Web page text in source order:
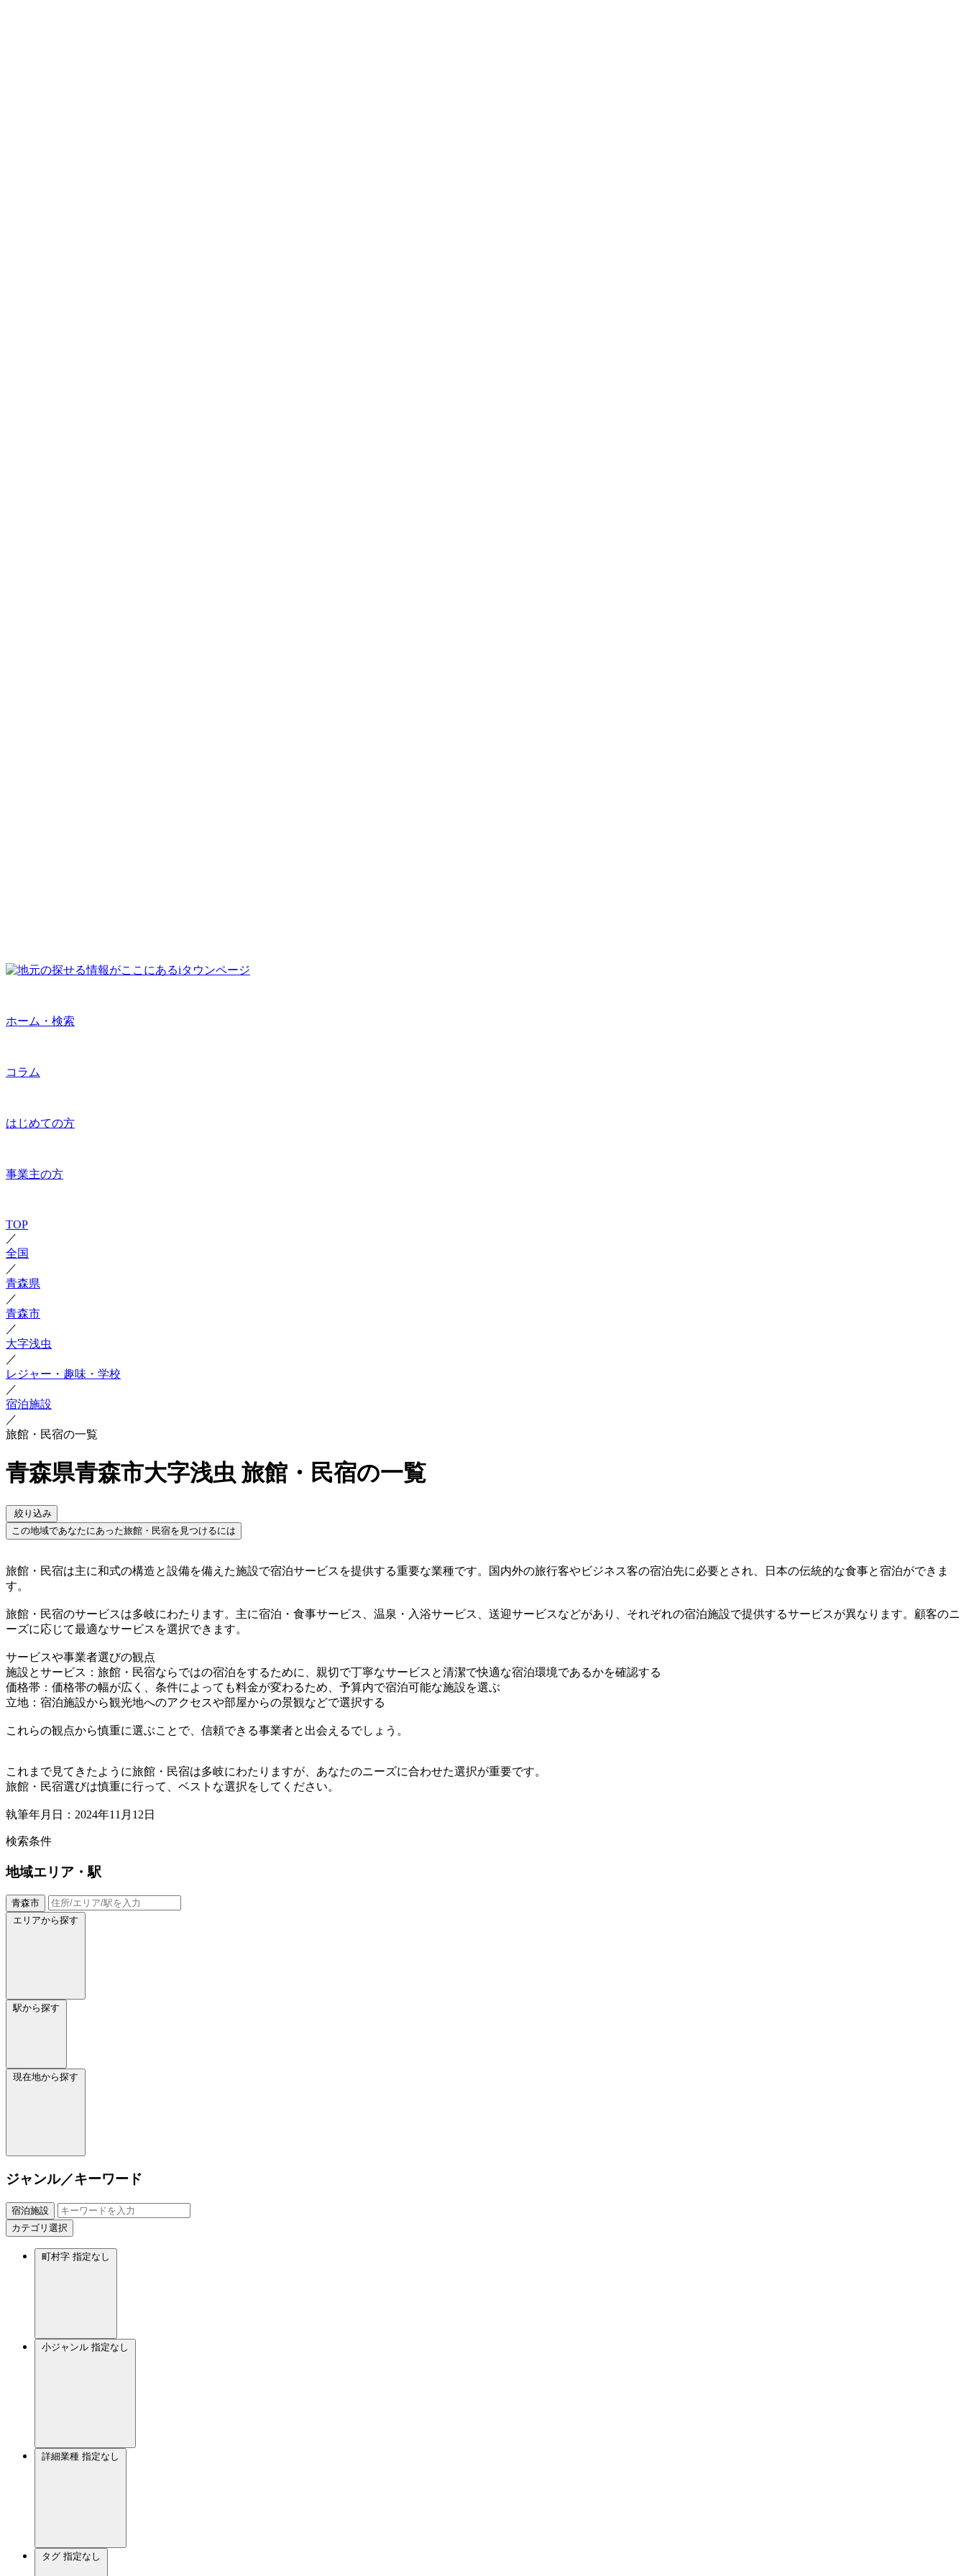
ホーム・検索
コラム
はじめての方
事業主の方
TOP
／
全国
／
青森県
／
青森市
／
大字浅虫
／
レジャー・趣味・学校
／
宿泊施設
／
旅館・民宿の一覧
青森県青森市大字浅虫 旅館・民宿の一覧
絞り込み
この地域であなたにあった旅館・民宿を見つけるには
旅館・民宿は主に和式の構造と設備を備えた施設で宿泊サービスを提供する重要な業種です。国内外の旅行客やビジネス客の宿泊先に必要とされ、日本の伝統的な食事と宿泊ができま
す。
旅館・民宿のサービスは多岐にわたります。主に宿泊・食事サービス、温泉・入浴サービス、送迎サービスなどがあり、それぞれの宿泊施設で提供するサービスが異なります。顧客のニ
ーズに応じて最適なサービスを選択できます。
サービスや事業者選びの観点
施設とサービス：旅館・民宿ならではの宿泊をするために、親切で丁寧なサービスと清潔で快適な宿泊環境であるかを確認する
価格帯：価格帯の幅が広く、条件によっても料金が変わるため、予算内で宿泊可能な施設を選ぶ
立地：宿泊施設から観光地へのアクセスや部屋からの景観などで選択する
これらの観点から慎重に選ぶことで、信頼できる事業者と出会えるでしょう。
これまで見てきたように旅館・民宿は多岐にわたりますが、あなたのニーズに合わせた選択が重要です。
旅館・民宿選びは慎重に行って、ベストな選択をしてください。
執筆年月日：2024年11月12日
検索条件
地域エリア・駅
青森市
エリアから探す
駅から探す
現在地から探す
ジャンル／キーワード
宿泊施設
カテゴリ選択
町村字 指定なし
小ジャンル 指定なし
詳細業種 指定なし
タグ 指定なし